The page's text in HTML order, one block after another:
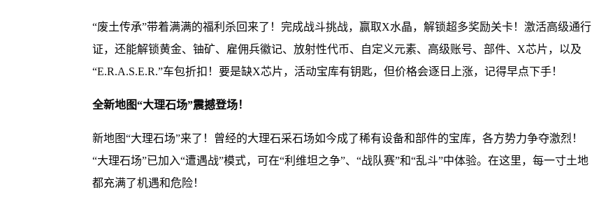
“废土传承”带着满满的福利杀回来了！完成战斗挑战，赢取X水晶，解锁超多奖励关卡！激活高级通行
证，还能解锁黄金、铀矿、雇佣兵徽记、放射性代币、自定义元素、高级账号、部件、X芯片，以及
“E.R.A.S.E.R.”车包折扣！要是缺X芯片，活动宝库有钥匙，但价格会逐日上涨，记得早点下手！
全新地图“大理石场”震撼登场！
新地图“大理石场”来了！曾经的大理石采石场如今成了稀有设备和部件的宝库，各方势力争夺激烈！
“大理石场”已加入“遭遇战”模式，可在“利维坦之争”、“战队赛”和“乱斗”中体验。在这里，每一寸土地
都充满了机遇和危险！